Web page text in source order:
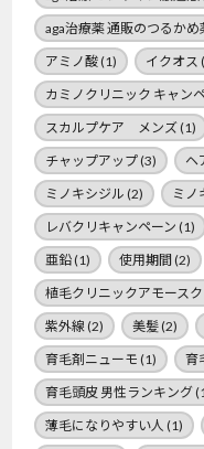
aga治療薬 通販のつるかめ
アミノ酸(1) イクオス
カミノクリニック キャン
スカルプケア メンズ(1)
チャップアップ(3) ヘ
ミノキシジル (2) ミノ
レバクリキャンペーン (1)
亜鉛(1) 使用期間 (2)
植毛クリニックアモース
紫外線(2) 美髪(2)
育毛剤ニューモ (1) 育
育毛頭皮 男性ランキング
薄毛になりやすい人 (1)